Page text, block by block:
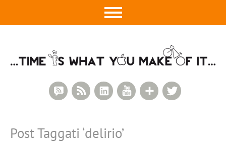
Google+
YouTube
LinkedIn
RSS Feed
RSS Comments
Post Taggati ‘delirio’